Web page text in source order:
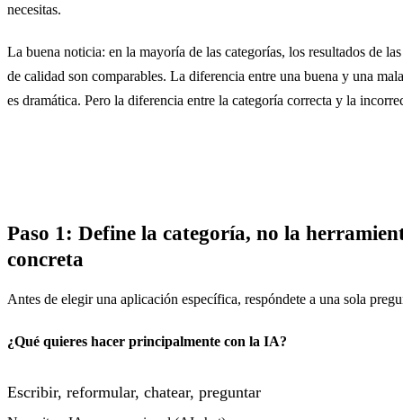
necesitas.
La buena noticia: en la mayoría de las categorías, los resultados de
de calidad son comparables. La diferencia entre una buena y una
es dramática. Pero la diferencia entre la categoría correcta y la
Paso 1: Define la categoría, no la
concreta
Antes de elegir una aplicación específica, respóndete a una sola
¿Qué quieres hacer principalmente con la IA?
Escribir, reformular, chatear, preguntar